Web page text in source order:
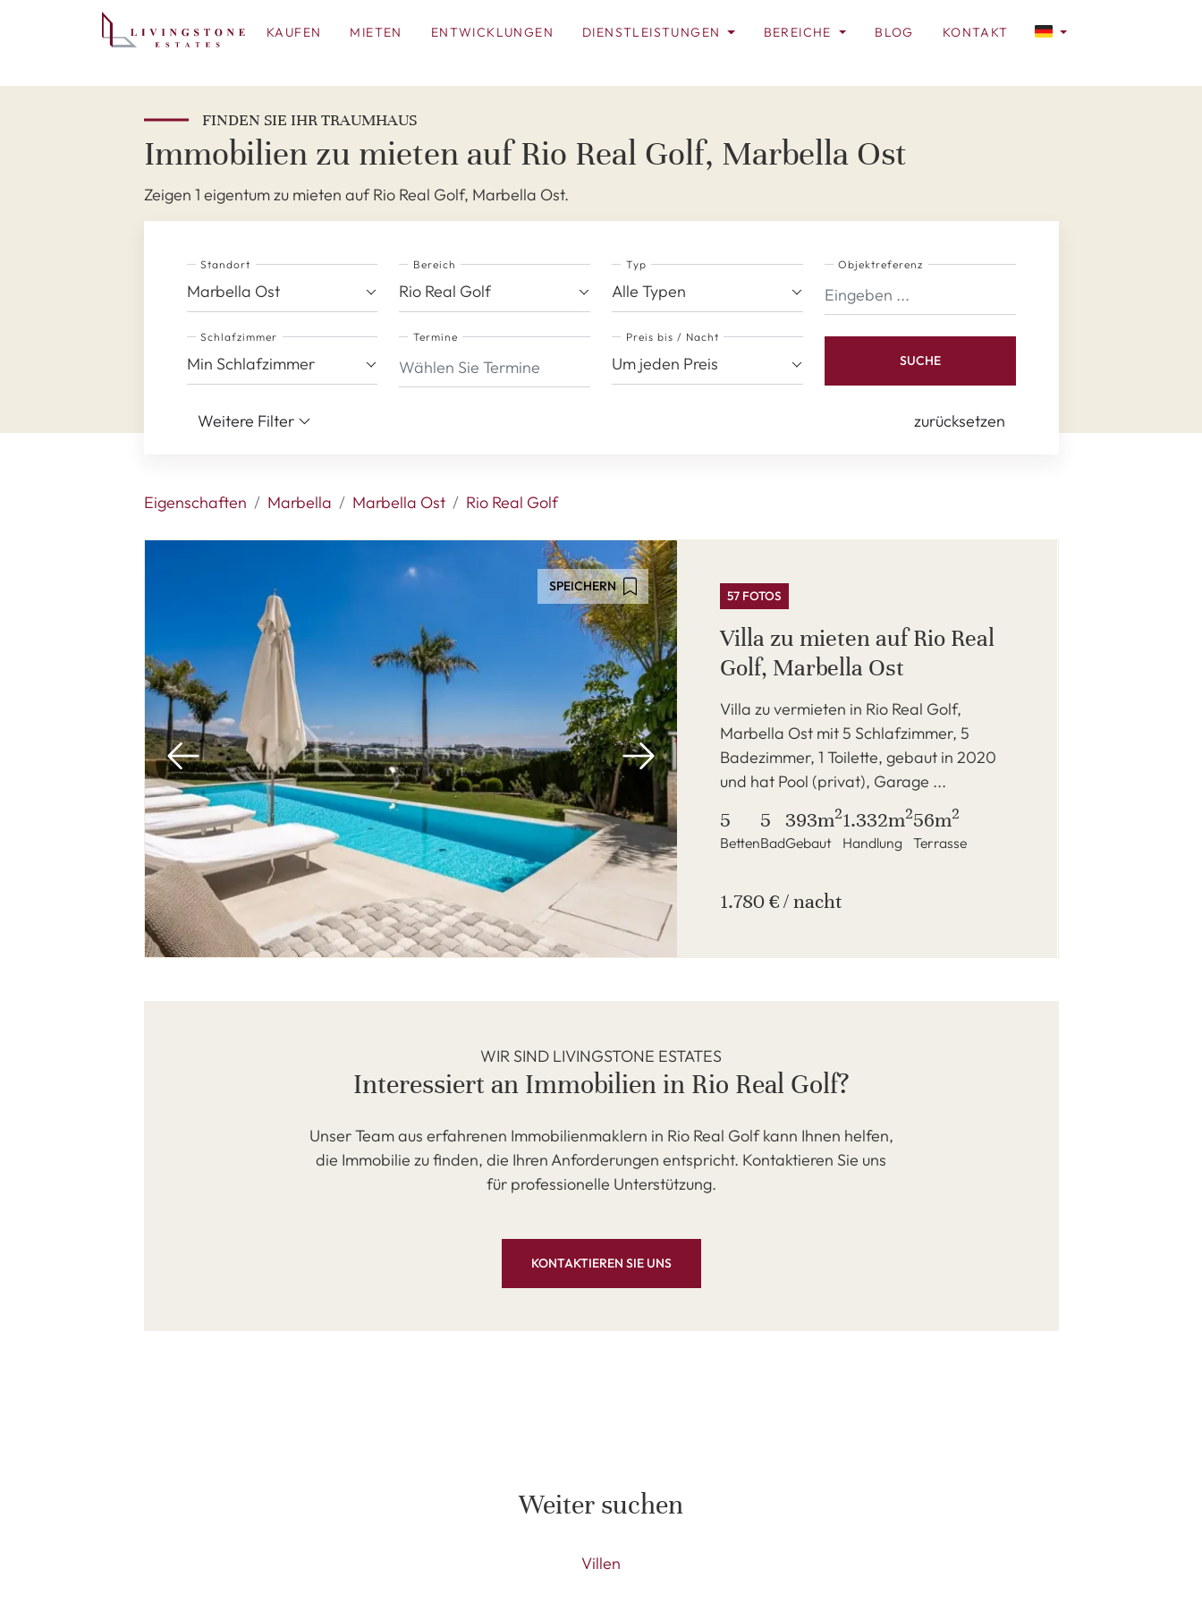
KAUFEN MIETEN ENTWICKLUNGEN DIENSTLEISTUNGEN BEREICHE BLOG KONTAKT
FINDEN SIE IHR TRAUMHAUS
Immobilien zu mieten auf Rio Real Golf, Marbella Ost
Zeigen 1 eigentum zu mieten auf Rio Real Golf, Marbella Ost.
Standort
Marbella Ost
Bereich
Rio Real Golf
Typ
Alle Typen
Objektreferenz
Schlafzimmer
Min Schlafzimmer
Termine Preis bis / Nacht
Um jeden Preis SUCHE
Weitere Filter zurücksetzen
Eigenschaften Marbella Marbella Ost Rio Real Golf
SPEICHERN
57 FOTOS
Villa zu mieten auf Rio Real
Golf, Marbella Ost
Villa zu vermieten in Rio Real Golf,
Marbella Ost mit 5 Schlafzimmer, 5
Badezimmer, 1 Toilette, gebaut in 2020
und hat Pool (privat), Garage ...
5
Betten
5
Bad
393m2
Gebaut
1.332m2
Handlung
56m2
Terrasse
1.780 € / nacht
WIR SIND LIVINGSTONE ESTATES
Interessiert an Immobilien in Rio Real Golf?
Unser Team aus erfahrenen Immobilienmaklern in Rio Real Golf kann Ihnen helfen,
die Immobilie zu finden, die Ihren Anforderungen entspricht. Kontaktieren Sie uns
für professionelle Unterstützung.
KONTAKTIEREN SIE UNS
Weiter suchen
Villen